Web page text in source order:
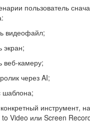
пользователь
видеофайл;
экран;
веб-камеру;
через AI;
шаблона;
инструмент,
Video или Screen